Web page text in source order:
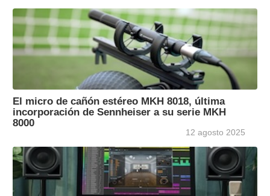
El micro de cañón estéreo MKH 8018, última
incorporación de Sennheiser a su serie MKH
8000
12 agosto 2025